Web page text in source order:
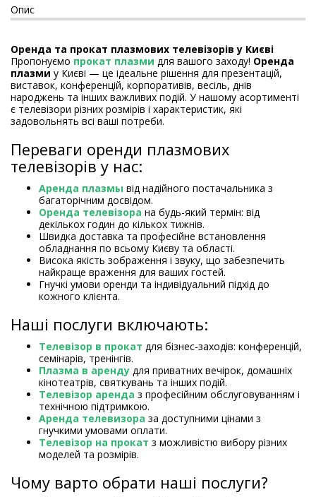
Опис
Оренда та прокат плазмових телевізорів у Києві
Пропонуємо прокат плазми для вашого заходу! Оренда
плазми у Києві — це ідеальне рішення для презентацій,
виставок, конференцій, корпоративів, весіль, днів
народжень та інших важливих подій. У нашому асортименті
є телевізори різних розмірів і характеристик, які
задовольнять всі ваші потреби.
Переваги оренди плазмових
телевізорів у нас:
Аренда плазмы від надійного постачальника з
багаторічним досвідом.
Оренда телевізора на будь-який термін: від
декількох годин до кількох тижнів.
Швидка доставка та професійне встановлення
обладнання по всьому Києву та області.
Висока якість зображення і звуку, що забезпечить
найкраще враження для ваших гостей.
Гнучкі умови оренди та індивідуальний підхід до
кожного клієнта.
Наші послуги включають:
Телевізор в прокат для бізнес-заходів: конференцій,
семінарів, тренінгів.
Плазма в аренду для приватних вечірок, домашніх
кінотеатрів, святкувань та інших подій.
Телевізор аренда з професійним обслуговуванням і
технічною підтримкою.
Аренда телевизора за доступними цінами з
гнучкими умовами оплати.
Телевізор на прокат з можливістю вибору різних
моделей та розмірів.
Чому варто обрати наші послуги?